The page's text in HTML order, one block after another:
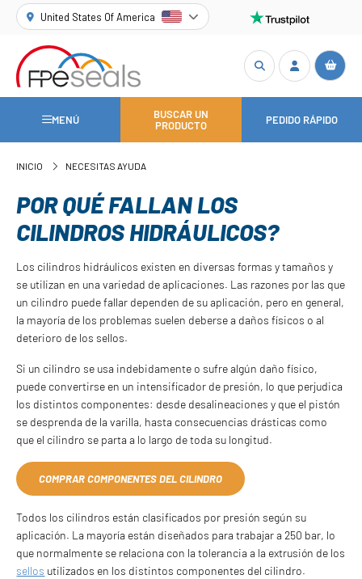
United States Of America
MENÚ
BUSCAR UN
PRODUCTO
PEDIDO RÁPIDO
INICIO NECESITAS AYUDA
POR QUÉ FALLAN LOS
CILINDROS HIDRÁULICOS?
Los cilindros hidráulicos existen en diversas formas y tamaños y
se utilizan en una variedad de aplicaciones. Las razones por las que
un cilindro puede fallar dependen de su aplicación, pero en general,
la mayoría de los problemas suelen deberse a daños físicos o al
deterioro de los sellos.
Si un cilindro se usa indebidamente o sufre algún daño físico,
puede convertirse en un intensificador de presión, lo que perjudica
los distintos componentes: desde desalineaciones y que el pistón
se desprenda de la varilla, hasta consecuencias drásticas como
que el cilindro se parta a lo largo de toda su longitud.
COMPRAR COMPONENTES DEL CILINDRO
Todos los cilindros están clasificados por presión según su
aplicación. La mayoría están diseñados para trabajar a 250 bar, lo
que normalmente se relaciona con la tolerancia a la extrusión de los
sellos utilizados en los distintos componentes del cilindro.